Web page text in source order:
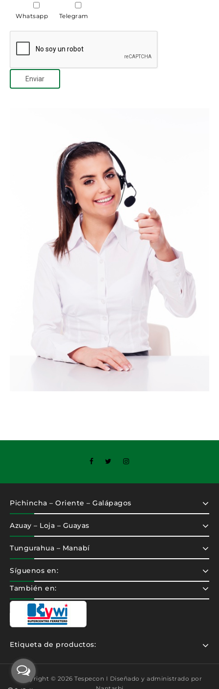
Whatsapp Telegram
Pichincha – Oriente – Galápagos
Azuay – Loja – Guayas
Tungurahua – Manabí
Síguenos en:
También en:
Etiqueta de productos:
Copyright © 2026 Tespecon I Diseñado y administrado por